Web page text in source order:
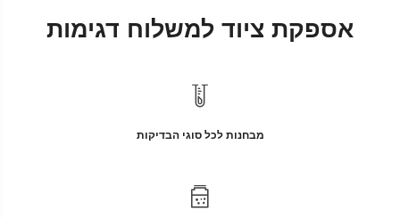
אספקת ציוד למשלוח דגימות
מבחנות לכל סוגי הבדיקות